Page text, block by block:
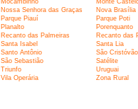
Nossa Senhora das Graças Nova Brasília
Parque Piauí Parque Poti
Planalto Porenquanto
Recanto das Palmeiras Recanto das
Santa Isabel Santa Lia
Santo Antônio São Cristóvão
São Sebastião Satélite
Triunfo Uruguai
Vila Operária Zona Rural